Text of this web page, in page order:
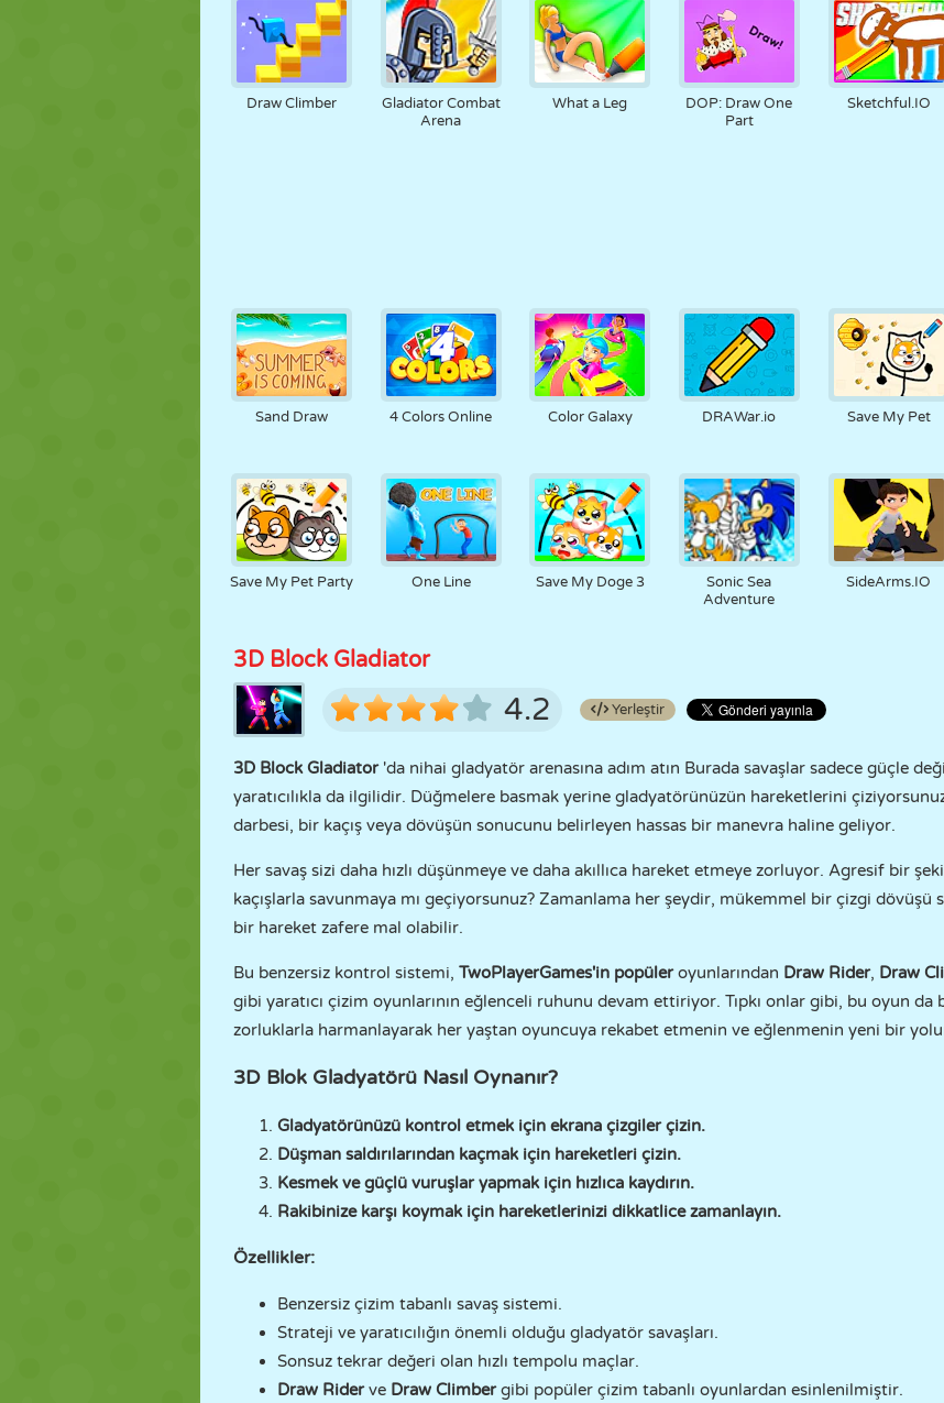
Draw Climber
Gladiator Combat
Arena
What a Leg
DOP: Draw One
Part
Sketchful.IO
Sand Draw 4 Colors Online Color Galaxy DRAWar.io Save My Pet
Save My Pet Party One Line Save My Doge 3
Sonic Sea
Adventure
SideArms.IO
3D Block Gladiator
4.2 Yerleştir
3D Block Gladiator'da nihai gladyatör arenasına adım atın Burada savaşlar sadece güçle
yaratıcılıkla da ilgilidir. Düğmelere basmak yerine gladyatörünüzün hareketlerini
darbesi, bir kaçış veya dövüşün sonucunu belirleyen hassas bir manevra haline geliyor.
Her savaş sizi daha hızlı düşünmeye ve daha akıllıca hareket etmeye zorluyor. Agresif bir
kaçışlarla savunmaya mı geçiyorsunuz? Zamanlama her şeydir, mükemmel bir çizgi dövüşü
bir hareket zafere mal olabilir.
Bu benzersiz kontrol sistemi, TwoPlayerGames'in popüleroyunlarından Draw Rider, Draw
gibi yaratıcı çizim oyunlarının eğlenceli ruhunu devam ettiriyor. Tıpkı onlar gibi, bu oyun
zorluklarla harmanlayarak her yaştan oyuncuya rekabet etmenin ve eğlenmenin yeni bir
3D Blok Gladyatörü Nasıl Oynanır?
Gladyatörünüzü kontrol etmek için ekrana çizgiler çizin.
Düşman saldırılarından kaçmak için hareketleri çizin.
Kesmek ve güçlü vuruşlar yapmak için hızlıca kaydırın.
Rakibinize karşı koymak için hareketlerinizi dikkatlice zamanlayın.
Özellikler:
Benzersiz çizim tabanlı savaş sistemi.
Strateji ve yaratıcılığın önemli olduğu gladyatör savaşları.
Sonsuz tekrar değeri olan hızlı tempolu maçlar.
Draw Riderve Draw Climbergibi popüler çizim tabanlı oyunlardan esinlenilmiştir.